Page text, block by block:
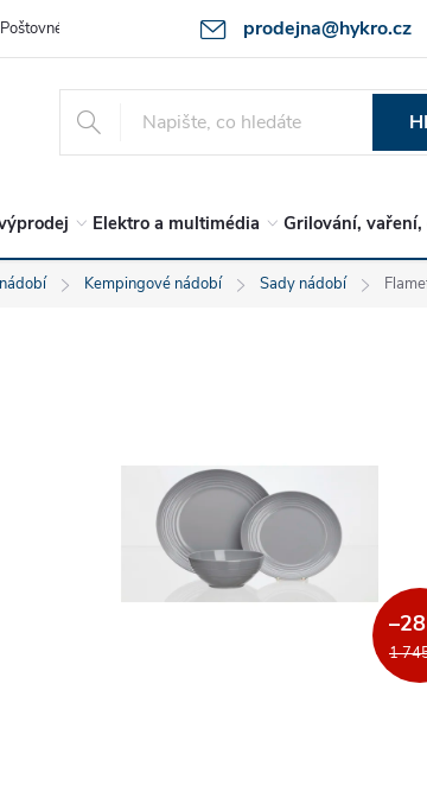
prodejna@hykro.cz
Poštovné Ochrana osob. údajů - GDPR Postup při
Elektro a multimédia Grilování,
Kempingové nádobí Sady nádobí
1